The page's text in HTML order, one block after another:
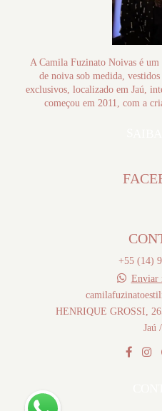
A Camila Fuzinato Noivas é
de noiva sob medida,
exclusivos, localizado em Jaú,
começou em 2011, com a
+55 (14)
Enviar
HENRIQUE GROSSI,
Jaú